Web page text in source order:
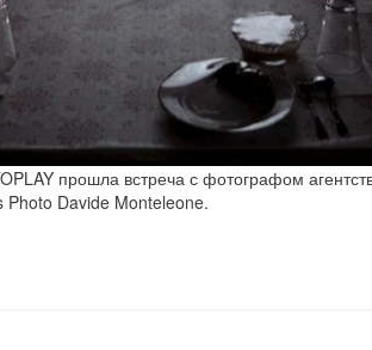
прошла встреча с фотографом
Davide Monteleone.